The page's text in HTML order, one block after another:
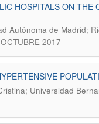
HOSPITALS ON THE
Autónoma de Madrid;
2017
Universidad